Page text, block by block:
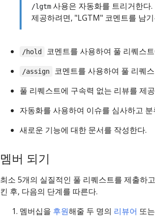
/lgtm사용은 자동화를 트리거한다
제공하려면, "LGTM" 코멘트를 남
/hold 코멘트를 사용하여 풀 리퀘스
/assign
코멘트를 사용하여 풀 리퀘
풀 리퀘스트에 구속력 없는 리뷰를 제
자동화를 사용하여 이슈를 심사하고 분
새로운 기능에 대한 문서를 작성한다.
멤버 되기
최소 5개의 실질적인 풀 리퀘스트를 제출하
킨 후, 다음의 단계를 따른다.
멤버십을 후원해줄 두 명의 리뷰어 또는